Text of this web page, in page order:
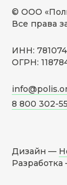
© ООО
Все права
ИНН:
ОГРН:
8 800 302-
Дизайн —